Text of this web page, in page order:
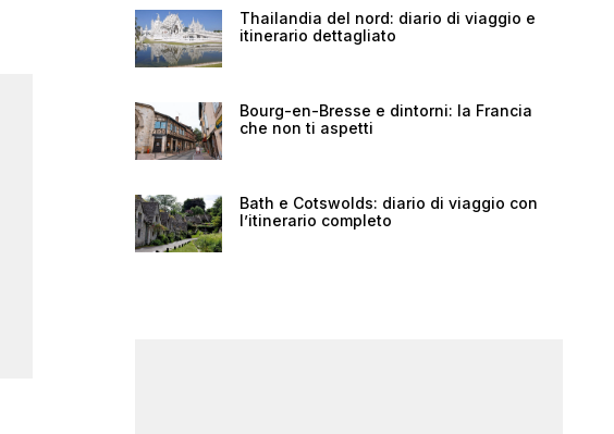
Thailandia del nord: diario di viaggio e
itinerario dettagliato
Bourg-en-Bresse e dintorni: la Francia
che non ti aspetti
Bath e Cotswolds: diario di viaggio con
l’itinerario completo